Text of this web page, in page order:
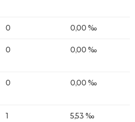
0 0,00 ‰
0 0,00 ‰
0 0,00 ‰
1 5,53 ‰